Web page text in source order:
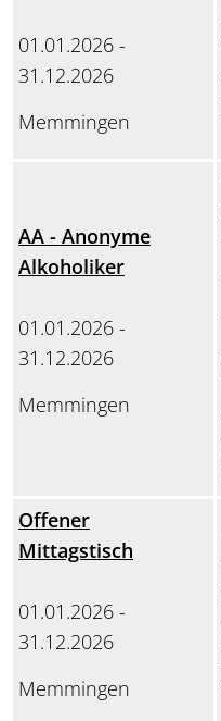
01.01.2026 -
31.12.2026
Memmingen
AA - Anonyme
Alkoholiker
01.01.2026 -
31.12.2026
Memmingen
Offener
Mittagstisch
01.01.2026 -
31.12.2026
Memmingen